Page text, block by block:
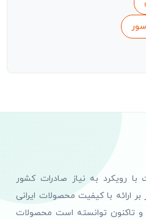
با رویکرد به نیاز صادرات کشور
ارائه با کیفیت محصولات ایرانی
است و تاکنون توانسته است محصولات